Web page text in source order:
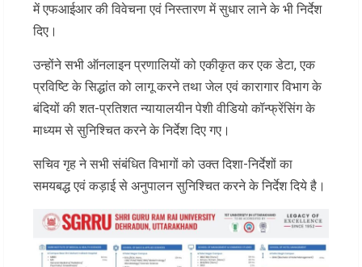
में एफआईआर की विवेचना एवं निस्तारण में सुधार लाने के भी निर्देश
दिए।
उन्होंने सभी ऑनलाइन प्रणालियों को एकीकृत कर एक डेटा, एक
प्रविष्टि के सिद्धांत को लागू करने तथा जेल एवं कारागार विभाग के
बंदियों की शत-प्रतिशत न्यायालयीन पेशी वीडियो कॉन्फ्रेंसिंग के
माध्यम से सुनिश्चित करने के निर्देश दिए गए।
सचिव गृह ने सभी संबंधित विभागों को उक्त दिशा-निर्देशों का
समयबद्ध एवं कड़ाई से अनुपालन सुनिश्चित करने के निर्देश दिये है।